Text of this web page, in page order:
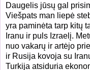
Daugelis jūsų gal
Viešpats man liepė
yra paminėta tarp kitų
Iranu ir puls Izraelį.
nuo vakarų ir artėjo
ir Rusija kovoja su
Turkija atsiduria